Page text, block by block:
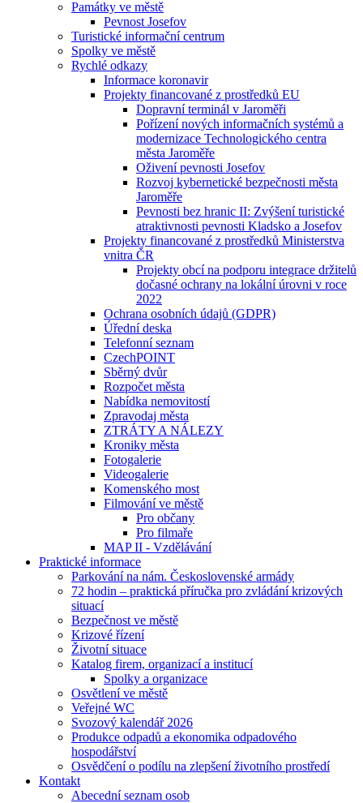
Památky ve městě
Pevnost Josefov
Turistické informační centrum
Spolky ve městě
Rychlé odkazy
Informace koronavir
Projekty financované z prostředků EU
Dopravní terminál v Jaroměři
Pořízení nových informačních systémů a
modernizace Technologického centra
města Jaroměře
Oživení pevnosti Josefov
Rozvoj kybernetické bezpečnosti města
Jaroměře
Pevnosti bez hranic II: Zvýšení turistické
atraktivnosti pevnosti Kladsko a Josefov
Projekty financované z prostředků Ministerstva
vnitra ČR
Projekty obcí na podporu integrace držitelů
dočasné ochrany na lokální úrovni v roce
2022
Ochrana osobních údajů (GDPR)
Úřední deska
Telefonní seznam
CzechPOINT
Sběrný dvůr
Rozpočet města
Nabídka nemovitostí
Zpravodaj města
ZTRÁTY A NÁLEZY
Kroniky města
Fotogalerie
Videogalerie
Komenského most
Filmování ve městě
Pro občany
Pro filmaře
MAP II - Vzdělávání
Praktické informace
Parkování na nám. Československé armády
72 hodin – praktická příručka pro zvládání krizových
situací
Bezpečnost ve městě
Krizové řízení
Životní situace
Katalog firem, organizací a institucí
Spolky a organizace
Osvětlení ve městě
Veřejné WC
Svozový kalendář 2026
Produkce odpadů a ekonomika odpadového
hospodářství
Osvědčení o podílu na zlepšení životního prostředí
Kontakt
Abecední seznam osob